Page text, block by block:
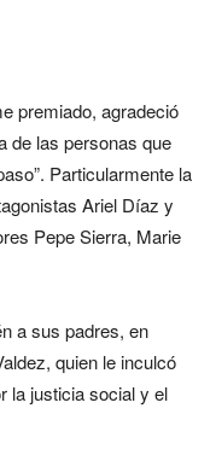
premiado, agradeció
de las personas que
Particularmente la
Ariel Díaz y
Pepe Sierra, Marie
a sus padres, en
quien le inculcó
la justicia social y el